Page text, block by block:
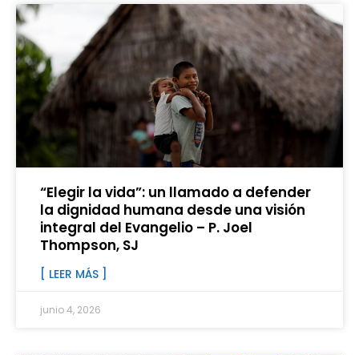
“Elegir la vida”: un llamado a defender
la dignidad humana desde una visión
integral del Evangelio – P. Joel
Thompson, SJ
[ LEER MÁS ]
junio 4, 2026